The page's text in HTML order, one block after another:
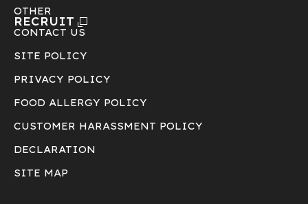
OTHER
RECRUIT
CONTACT US
SITE POLICY
PRIVACY POLICY
FOOD ALLERGY POLICY
CUSTOMER HARASSMENT POLICY
DECLARATION
SITE MAP